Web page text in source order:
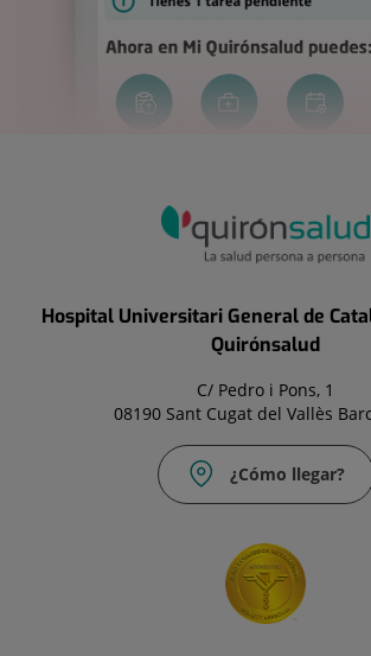
Hospital Universitari General de
Quirónsalud
C/ Pedro i Pons, 1
08190 Sant Cugat del Vallès
¿Cómo llegar?